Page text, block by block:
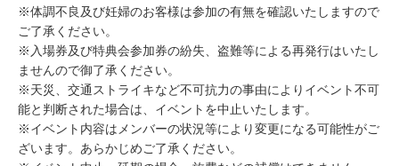
※体調不良及び妊婦のお客様は参加の有無を確認いたしますので
ご了承ください。
※入場券及び特典会参加券の紛失、盗難等による再発行はいたし
ませんので御了承ください。
※天災、交通ストライキなど不可抗力の事由によりイベント不可
能と判断された場合は、イベントを中止いたします。
※イベント内容はメンバーの状況等により変更になる可能性がご
ざいます。あらかじめご了承ください。